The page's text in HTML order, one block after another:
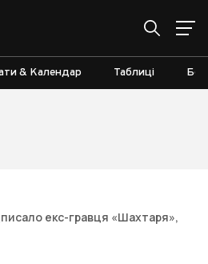
& Календар Таблиці
екс-гравця «Шахтаря»,